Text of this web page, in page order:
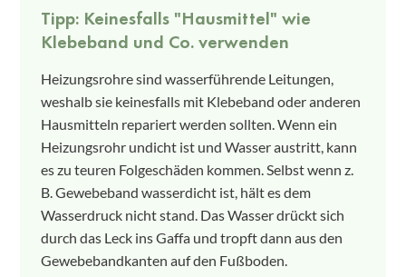
Tipp: Keinesfalls "Hausmittel" wie
Klebeband und Co. verwenden
Heizungsrohre sind wasserführende Leitungen,
weshalb sie keinesfalls mit Klebeband oder anderen
Hausmitteln repariert werden sollten. Wenn ein
Heizungsrohr undicht ist und Wasser austritt, kann
es zu teuren Folgeschäden kommen. Selbst wenn z.
B. Gewebeband wasserdicht ist, hält es dem
Wasserdruck nicht stand. Das Wasser drückt sich
durch das Leck ins Gaffa und tropft dann aus den
Gewebebandkanten auf den Fußboden.